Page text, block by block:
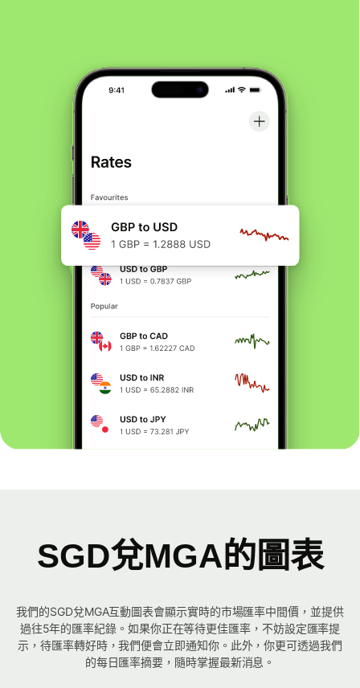
SGD兌MGA的圖表
我們的SGD兌MGA互動圖表會顯示實時的市場匯率中間價，並提供
過往5年的匯率紀錄。如果你正在等待更佳匯率，不妨設定匯率提
示，待匯率轉好時，我們便會立即通知你。此外，你更可透過我們
的每日匯率摘要，隨時掌握最新消息。